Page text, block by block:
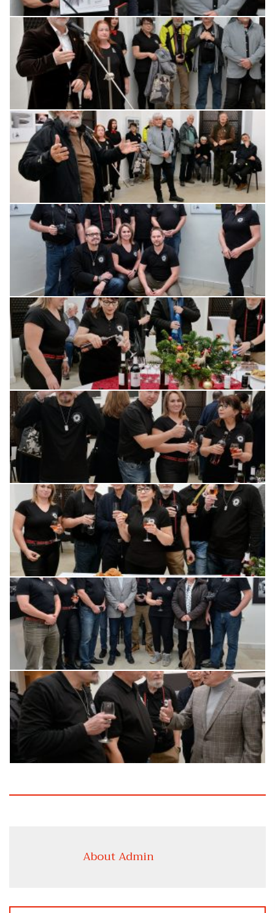
About Admin